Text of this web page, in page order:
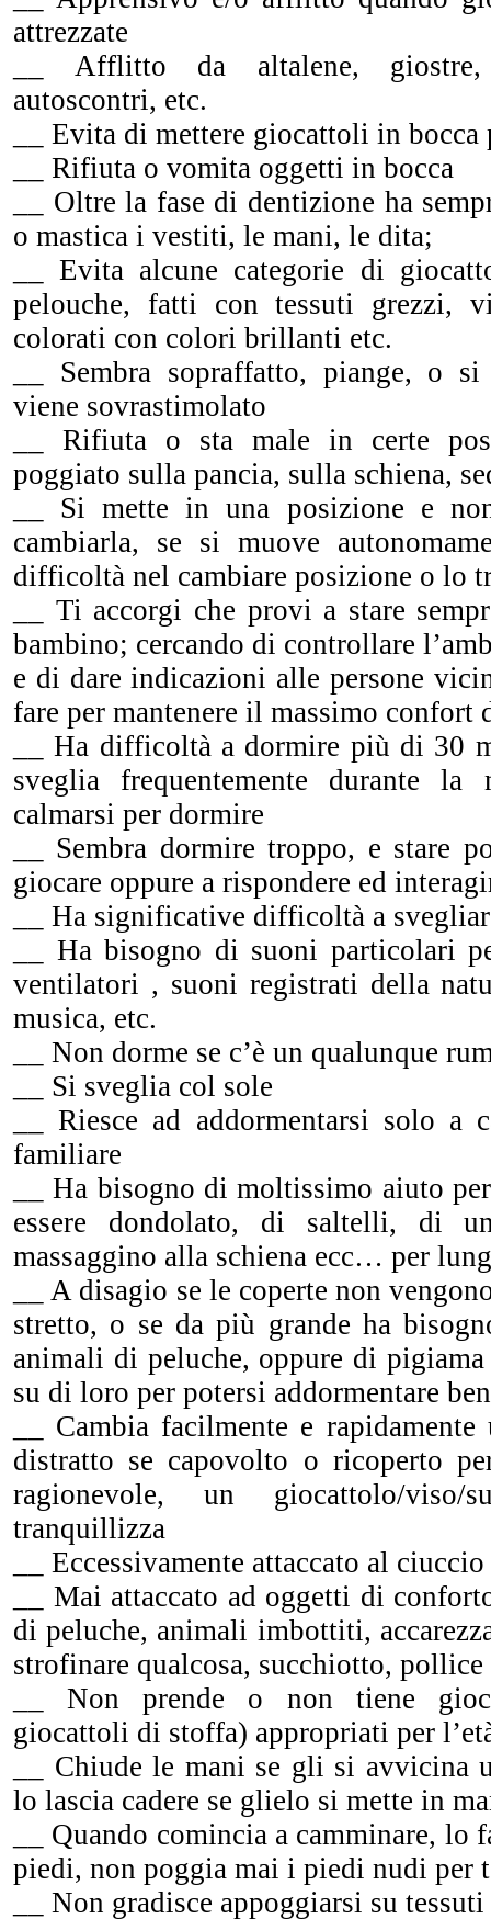
attrezzate
__ Afflitto da altalene,
autoscontri, etc.
__ Evita di mettere giocattoli in
__ Rifiuta o vomita oggetti in bocca
__ Oltre la fase di dentizione ha
o mastica i vestiti, le mani, le dita;
__ Evita alcune categorie di
pelouche, fatti con tessuti grezzi,
colorati con colori brillanti etc.
__ Sembra sopraffatto, piange, o
viene sovrastimolato
__ Rifiuta o sta male in certe
poggiato sulla pancia, sulla schiena,
__ Si mette in una posizione e
cambiarla, se si muove
difficoltà nel cambiare posizione o lo
__ Ti accorgi che provi a stare
bambino; cercando di controllare
e di dare indicazioni alle persone
fare per mantenere il massimo confort
__ Ha difficoltà a dormire più di 30
sveglia frequentemente durante
calmarsi per dormire
__ Sembra dormire troppo, e stare
giocare oppure a rispondere ed
__ Ha significative difficoltà a
__ Ha bisogno di suoni particolari
ventilatori , suoni registrati della
musica, etc.
__ Non dorme se c’è un qualunque
__ Si sveglia col sole
__ Riesce ad addormentarsi solo a
familiare
__ Ha bisogno di moltissimo aiuto
essere dondolato, di saltelli, di
massaggino alla schiena ecc… per
__ A disagio se le coperte non
stretto, o se da più grande ha
animali di peluche, oppure di
su di loro per potersi addormentare
__ Cambia facilmente e
distratto se capovolto o ricoperto
ragionevole, un giocattolo/
tranquillizza
__ Eccessivamente attaccato al ciuccio
__ Mai attaccato ad oggetti di
di peluche, animali imbottiti,
strofinare qualcosa, succhiotto, pollice
__ Non prende o non tiene
giocattoli di stoffa) appropriati per
__ Chiude le mani se gli si avvicina
lo lascia cadere se glielo si mette in
__ Quando comincia a camminare,
piedi, non poggia mai i piedi nudi per
__ Non gradisce appoggiarsi su tessuti